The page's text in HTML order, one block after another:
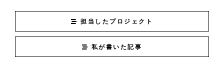
担当したプロジェクト
私が書いた記事